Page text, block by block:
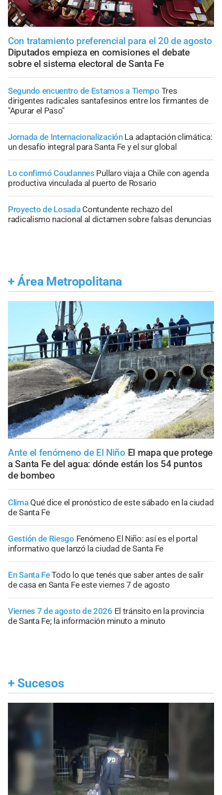
Con tratamiento preferencial para el 20 de agosto
Diputados empieza en comisiones el debate
sobre el sistema electoral de Santa Fe
Segundo encuentro de Estamos a Tiempo Tres
dirigentes radicales santafesinos entre los firmantes de
"Apurar el Paso"
Jornada de Internacionalización La adaptación climática:
un desafío integral para Santa Fe y el sur global
Lo confirmó Coudannes Pullaro viaja a Chile con agenda
productiva vinculada al puerto de Rosario
Proyecto de Losada Contundente rechazo del
radicalismo nacional al dictamen sobre falsas denuncias
+ Área Metropolitana
Ante el fenómeno de El Niño El mapa que protege
a Santa Fe del agua: dónde están los 54 puntos
de bombeo
Clima Qué dice el pronóstico de este sábado en la ciudad
de Santa Fe
Gestión de Riesgo Fenómeno El Niño: así es el portal
informativo que lanzó la ciudad de Santa Fe
En Santa FeTodo lo que tenés que saber antes de salir
de casa en Santa Fe este viernes 7 de agosto
Viernes 7 de agosto de 2026 El tránsito en la provincia
de Santa Fe; la información minuto a minuto
+ Sucesos